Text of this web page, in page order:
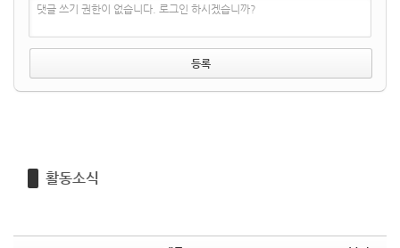
댓글 쓰기 권한이 없습니다. 로그인 하시겠습니까?
활동소식